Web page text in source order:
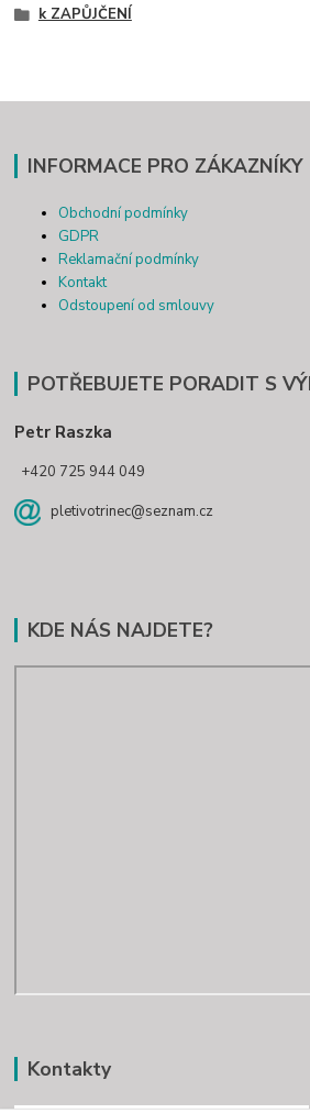
k ZAPŮJČENÍ
INFORMACE PRO ZÁKAZNÍKY
Obchodní podmínky
GDPR
Reklamační podmínky
Kontakt
Odstoupení od smlouvy
POTŘEBUJETE PORADIT S
Petr Raszka
+420 725 944 049
pletivotrinec@seznam.cz
KDE NÁS NAJDETE?
Kontakty